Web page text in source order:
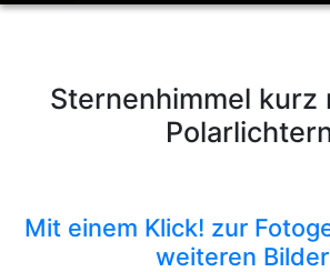
Sternenhimmel kurz
Mit einem Klick! zur
weiteren